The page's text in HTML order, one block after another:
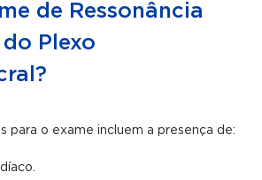
de Ressonância
Plexo
para o exame incluem a presença de: